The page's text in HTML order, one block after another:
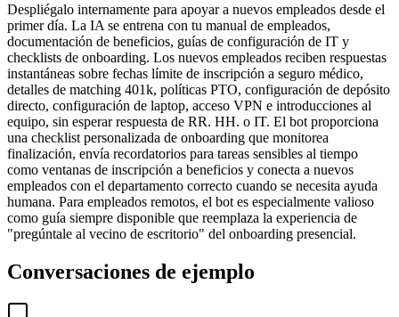
Despliégalo internamente para apoyar a nuevos empleados desde el
primer día. La IA se entrena con tu manual de empleados,
documentación de beneficios, guías de configuración de IT y
checklists de onboarding. Los nuevos empleados reciben respuestas
instantáneas sobre fechas límite de inscripción a seguro médico,
detalles de matching 401k, políticas PTO, configuración de depósito
directo, configuración de laptop, acceso VPN e introducciones al
equipo, sin esperar respuesta de RR. HH. o IT. El bot proporciona
una checklist personalizada de onboarding que monitorea
finalización, envía recordatorios para tareas sensibles al tiempo
como ventanas de inscripción a beneficios y conecta a nuevos
empleados con el departamento correcto cuando se necesita ayuda
humana. Para empleados remotos, el bot es especialmente valioso
como guía siempre disponible que reemplaza la experiencia de
"pregúntale al vecino de escritorio" del onboarding presencial.
Conversaciones de ejemplo